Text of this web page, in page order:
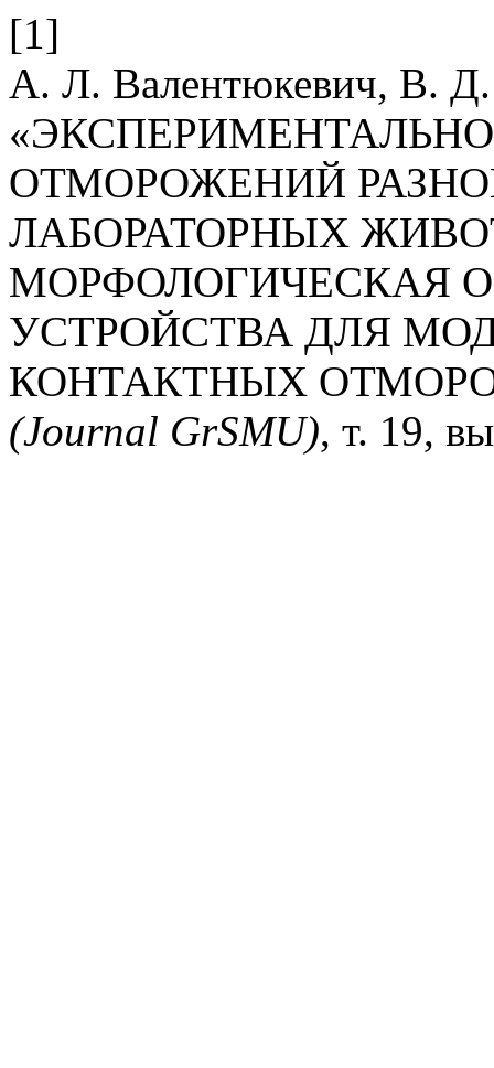
[1]
А. Л. Валентюкевич, В.
ОТМОРОЖЕНИЙ
ЛАБОРАТОРНЫХ
МОРФОЛОГИЧЕСКАЯ
УСТРОЙСТВА ДЛЯ
КОНТАКТНЫХ
(Journal GrSMU), т. 19,